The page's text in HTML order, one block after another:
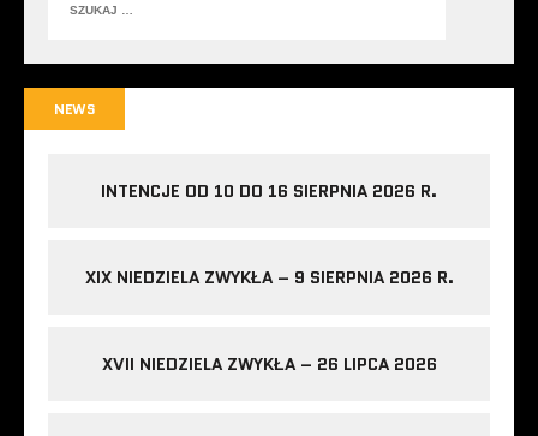
NEWS
INTENCJE OD 10 DO 16 SIERPNIA 2026 R.
XIX NIEDZIELA ZWYKŁA – 9 SIERPNIA 2026 R.
XVII NIEDZIELA ZWYKŁA – 26 LIPCA 2026